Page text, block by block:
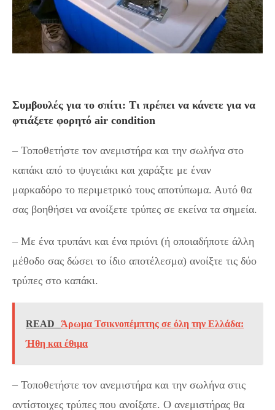
Συμβουλές για το σπίτι: Τι πρέπει να κάνετε για να
φτιάξετε φορητό air condition
– Τοποθετήστε τον ανεμιστήρα και την σωλήνα στο
καπάκι από το ψυγειάκι και χαράξτε με έναν
μαρκαδόρο το περιμετρικό τους αποτύπωμα. Αυτό θα
σας βοηθήσει να ανοίξετε τρύπες σε εκείνα τα σημεία.
– Με ένα τρυπάνι και ένα πριόνι (ή οποιαδήποτε άλλη
μέθοδο σας δώσει το ίδιο αποτέλεσμα) ανοίξτε τις δύο
τρύπες στο καπάκι.
READ
Άρωμα Τσικνοπέμπτης σε όλη την Ελλάδα:
Ήθη και έθιμα
– Τοποθετήστε τον ανεμιστήρα και την σωλήνα στις
αντίστοιχες τρύπες που ανοίξατε. Ο ανεμιστήρας θα